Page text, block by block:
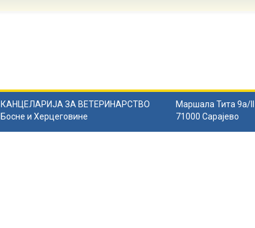
КАНЦЕЛАРИЈА ЗА ВЕТЕРИНАРСТВО
Босне и Херцеговине
Маршала Тита 9а/II
71000 Сарајево